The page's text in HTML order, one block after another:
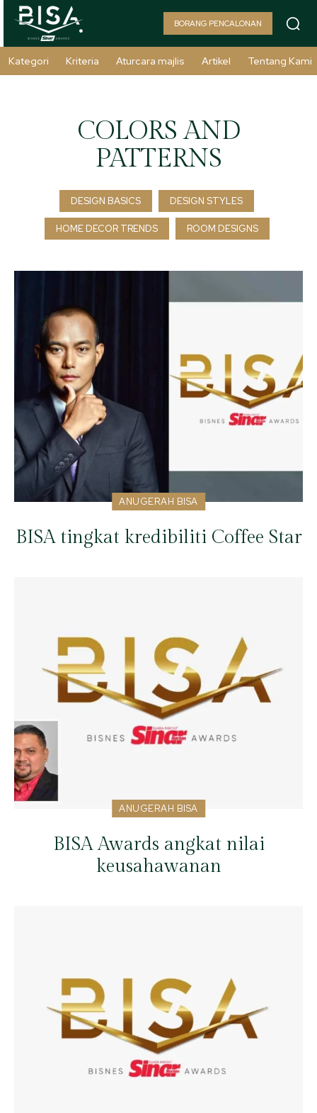
BORANG PENCALONAN
Kategori Kriteria Aturcara majlis Artikel Tentang Kami
COLORS AND
PATTERNS
DESIGN BASICS DESIGN STYLES
HOME DECOR TRENDS ROOM DESIGNS
ANUGERAH BISA
BISA tingkat kredibiliti Coffee Star
ANUGERAH BISA
BISA Awards angkat nilai
keusahawanan